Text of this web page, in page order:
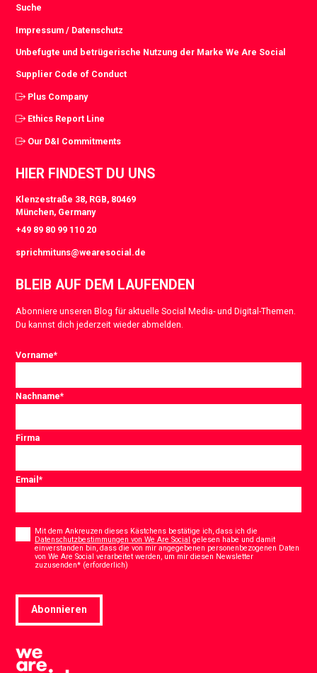
Suche
Impressum / Datenschutz
Unbefugte und betrügerische Nutzung der Marke We Are Social
Supplier Code of Conduct
Plus Company
Ethics Report Line
Our D&I Commitments
HIER FINDEST DU UNS
Klenzestraße 38, RGB, 80469
München, Germany
+49 89 80 99 110 20
sprichmituns@wearesocial.de
BLEIB AUF DEM LAUFENDEN
Abonniere unseren Blog für aktuelle Social Media- und Digital-Themen.
Du kannst dich jederzeit wieder abmelden.
Vorname*
Nachname*
Firma
Email*
Mit dem Ankreuzen dieses Kästchens bestätige ich, dass ich die
Datenschutzbestimmungen von We Are Social gelesen habe und damit
einverstanden bin, dass die von mir angegebenen personenbezogenen Daten
von We Are Social verarbeitet werden, um mir diesen Newsletter
zuzusenden* (erforderlich)
Abonnieren